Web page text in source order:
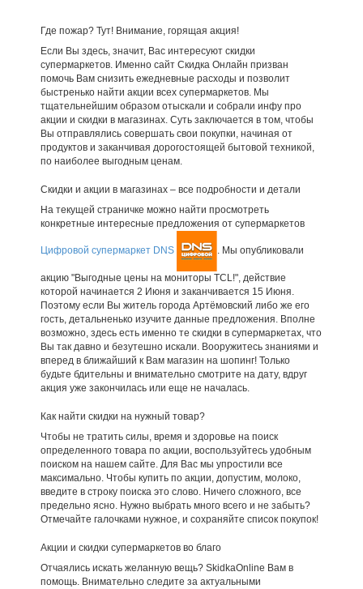
Где пожар? Тут! Внимание, горящая акция!
Если Вы здесь, значит, Вас интересуют скидки
супермаркетов. Именно сайт Скидка Онлайн призван
помочь Вам снизить ежедневные расходы и позволит
быстренько найти акции всех супермаркетов. Мы
тщательнейшим образом отыскали и собрали инфу про
акции и скидки в магазинах. Суть заключается в том, чтобы
Вы отправлялись совершать свои покупки, начиная от
продуктов и заканчивая дорогостоящей бытовой техникой,
по наиболее выгодным ценам.
Скидки и акции в магазинах – все подробности и детали
На текущей страничке можно найти просмотреть
конкретные интересные предложения от супермаркетов
Цифровой супермаркет DNS . Мы опубликовали
акцию "Выгодные цены на мониторы TCL!", действие
которой начинается 2 Июня и заканчивается 15 Июня.
Поэтому если Вы житель города Артёмовский либо же его
гость, детальненько изучите данные предложения. Вполне
возможно, здесь есть именно те скидки в супермаркетах, что
Вы так давно и безутешно искали. Вооружитесь знаниями и
вперед в ближайший к Вам магазин на шопинг! Только
будьте бдительны и внимательно смотрите на дату, вдруг
акция уже закончилась или еще не началась.
Как найти скидки на нужный товар?
Чтобы не тратить силы, время и здоровье на поиск
определенного товара по акции, воспользуйтесь удобным
поиском на нашем сайте. Для Вас мы упростили все
максимально. Чтобы купить по акции, допустим, молоко,
введите в строку поиска это слово. Ничего сложного, все
предельно ясно. Нужно выбрать много всего и не забыть?
Отмечайте галочками нужное, и сохраняйте список покупок!
Акции и скидки супермаркетов во благо
Отчаялись искать желанную вещь? SkidkaOnline Вам в
помощь. Внимательно следите за актуальными